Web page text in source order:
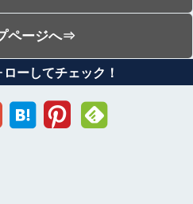
ページへ⇒
ーしてチェック！